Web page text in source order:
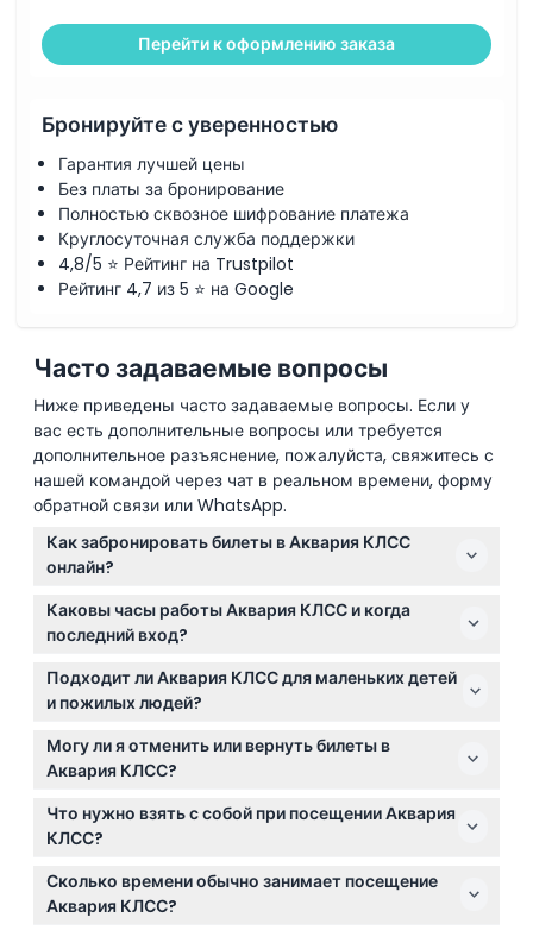
Перейти к оформлению заказа
Бронируйте с уверенностью
Гарантия лучшей цены
Без платы за бронирование
Полностью сквозное шифрование платежа
Круглосуточная служба поддержки
4,8/5 ⭐ Рейтинг на Trustpilot
Рейтинг 4,7 из 5 ⭐ на Google
Часто задаваемые вопросы
Ниже приведены часто задаваемые вопросы. Если у
вас есть дополнительные вопросы или требуется
дополнительное разъяснение, пожалуйста, свяжитесь с
нашей командой через чат в реальном времени, форму
обратной связи или WhatsApp.
Как забронировать билеты в Аквария КЛСС
онлайн?
Вы можете легко забронировать билеты в Аквария
КЛСС онлайн на этом сайте. После завершения
покупки ваши билеты активируются через два часа
после оплаты.
Каковы часы работы Аквария КЛСС и когда
последний вход?
Аквария КЛСС открыта ежедневно с 10:00 до 20:00,
последний вход — в 19:00 (возможно изменение,
пожалуйста, уточняйте при бронировании).
Подходит ли Аквария КЛСС для маленьких детей
и пожилых людей?
Да, Аквария КЛСС принимает посетителей всех
возрастов, включая детей в возрасте 3–12 лет,
которым требуется детский билет, взрослых от 13
до 59 лет с взрослым билетом и пожилых от 60 лет
с билетами для пожилых. Дети до 3 лет проходят
Могу ли я отменить или вернуть билеты в
Аквария КЛСС?
Билеты в Аквария КЛСС не подлежат возврату и
отмене, поэтому, пожалуйста, будьте уверены в
своих планах перед бронированием. Билет
необходимо использовать в забронированную дату
и время.
Что нужно взять с собой при посещении Аквария
КЛСС?
Возьмите с собой подтверждение билета на
телефоне или распечатанный вариант, камеру, если
хотите запечатлеть впечатления, и удобную обувь
Сколько времени обычно занимает посещение
Аквария КЛСС?